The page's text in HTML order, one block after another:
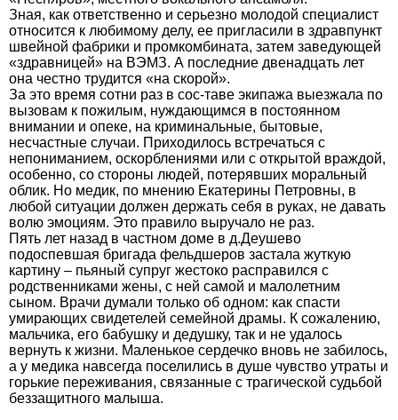
Зная, как ответственно и серьезно молодой специалист
относится к любимому делу, ее пригласили в здравпункт
швейной фабрики и промкомбината, затем заведующей
«здравницей» на ВЭМЗ. А последние двенадцать лет
она честно трудится «на скорой».
За это время сотни раз в сос-таве экипажа выезжала по
вызовам к пожилым, нуждающимся в постоянном
внимании и опеке, на криминальные, бытовые,
несчастные случаи. Приходилось встречаться с
непониманием, оскорблениями или с открытой враждой,
особенно, со стороны людей, потерявших моральный
облик. Но медик, по мнению Екатерины Петровны, в
любой ситуации должен держать себя в руках, не давать
волю эмоциям. Это правило выручало не раз.
Пять лет назад в частном доме в д.Деушево
подоспевшая бригада фельдшеров застала жуткую
картину – пьяный супруг жестоко расправился с
родственниками жены, с ней самой и малолетним
сыном. Врачи думали только об одном: как спасти
умирающих свидетелей семейной драмы. К сожалению,
мальчика, его бабушку и дедушку, так и не удалось
вернуть к жизни. Маленькое сердечко вновь не забилось,
а у медика навсегда поселились в душе чувство утраты и
горькие переживания, связанные с трагической судьбой
беззащитного малыша.